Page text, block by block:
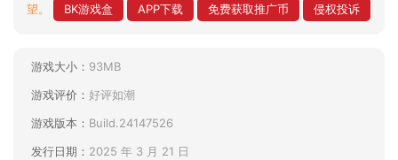
望。
BK游戏盒 APP下载 免费获取推广币 侵权投诉
游戏大小： 93MB
游戏评价： 好评如潮
游戏版本： Build.24147526
发行日期： 2025 年 3 月 21 日